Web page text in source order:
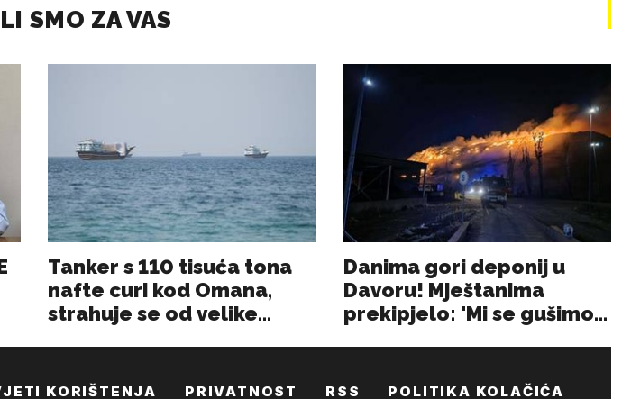
KORIŠTENJA PRIVATNOST RSS POLITIKA KOLAČIĆA